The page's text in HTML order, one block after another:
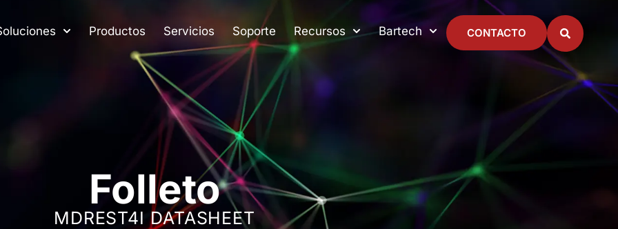
Productos Servicios Soporte Recursos Bartech CONTACTO
Folleto
MDREST4I DATASHEET